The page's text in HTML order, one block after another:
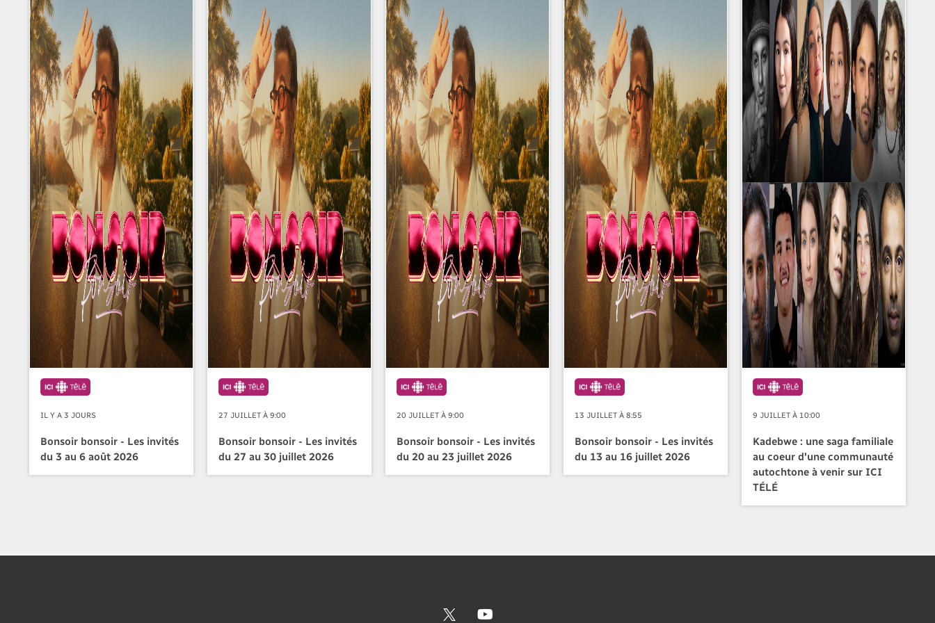
IL Y A 3 JOURS
Bonsoir bonsoir - Les invités
du 3 au 6 août 2026
27 JUILLET À 9:00
Bonsoir bonsoir - Les invités
du 27 au 30 juillet 2026
20 JUILLET À 9:00
Bonsoir bonsoir - Les invités
du 20 au 23 juillet 2026
13 JUILLET À 8:55
Bonsoir bonsoir - Les invités
du 13 au 16 juillet 2026
9 JUILLET À 10:00
Kadebwe : une saga familiale
au coeur d'une communauté
autochtone à venir sur ICI
TÉLÉ